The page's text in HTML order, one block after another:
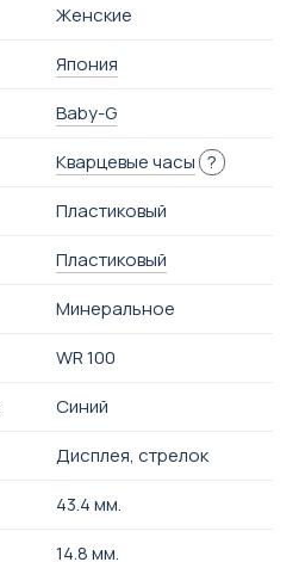
Женские
Япония
Baby-G
Кварцевые часы ?
Пластиковый
Пластиковый
Минеральное
WR 100
Синий
Дисплея, стрелок
43.4 мм.
14.8 мм.